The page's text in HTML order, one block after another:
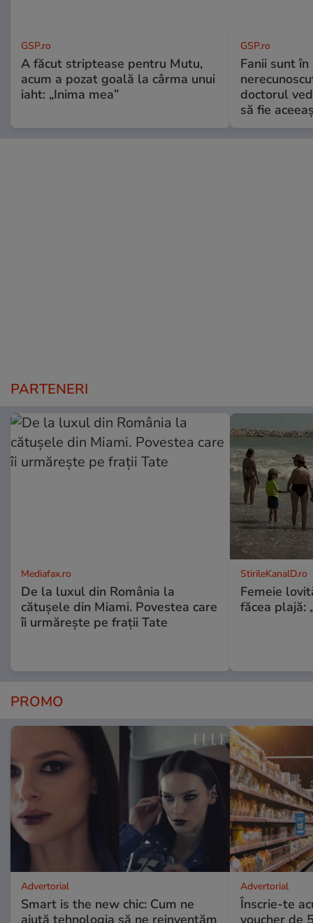
GSP.ro
A făcut striptease pentru Mutu,
acum a pozat goală la cârma unui
iaht: „Inima mea”
GSP.ro
Fanii sunt în
doctorul
să fie
PARTENERI
Mediafax.ro
De la luxul din România la
cătușele din Miami. Povestea care
îi urmărește pe frații Tate
StirileKanalD.ro
Femeie
făcea plajă:
PROMO
Advertorial
Smart is the new chic: Cum ne
ajută tehnologia să ne reinventăm
Advertorial
Înscrie-te
voucher de